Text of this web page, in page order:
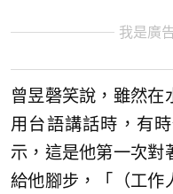
我是廣
曾昱磬笑說，雖然在
用台語講話時，有
示，這是他第一次對
給他腳步，「（工作